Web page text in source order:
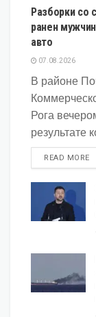
Разборки со
ранен
авто
07.08.2026
В районе
Рога
результате
READ MORE